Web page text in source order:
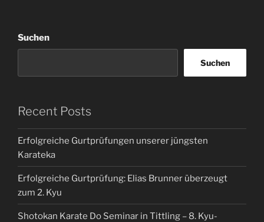
Suchen
Suchen
Recent Posts
Erfolgreiche Gurtprüfungen unserer jüngsten
Karateka
Erfolgreiche Gurtprüfung: Elias Brunner überzeugt
zum 2. Kyu
Shotokan Karate Do Seminar in Tittling – 8. Kyu-